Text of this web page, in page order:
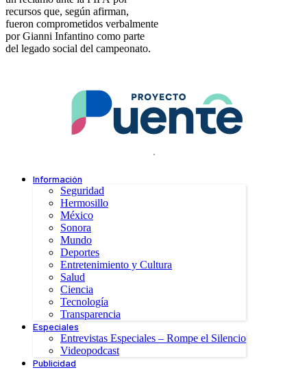
recursos que, según afirman,
fueron comprometidos verbalmente
por Gianni Infantino como parte
del legado social del campeonato.
.
Información
Seguridad
Hermosillo
México
Sonora
Mundo
Deportes
Entretenimiento y Cultura
Salud
Ciencia
Tecnología
Transparencia
Especiales
Entrevistas Especiales – Rompe el Silencio
Videopodcast
Publicidad